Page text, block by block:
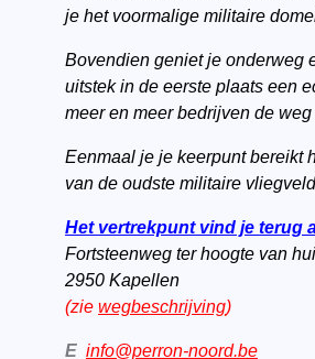
je het voormalige militaire
Bovendien geniet je onderweg
uitstek in de eerste plaats een
meer en meer bedrijven de
Eenmaal je je keerpunt bereikt
van de oudste militaire
Het vertrekpunt vind je terug
Fortsteenweg ter hoogte van
2950 Kapellen
(zie wegbeschrijving)
E info@perron-noord.be